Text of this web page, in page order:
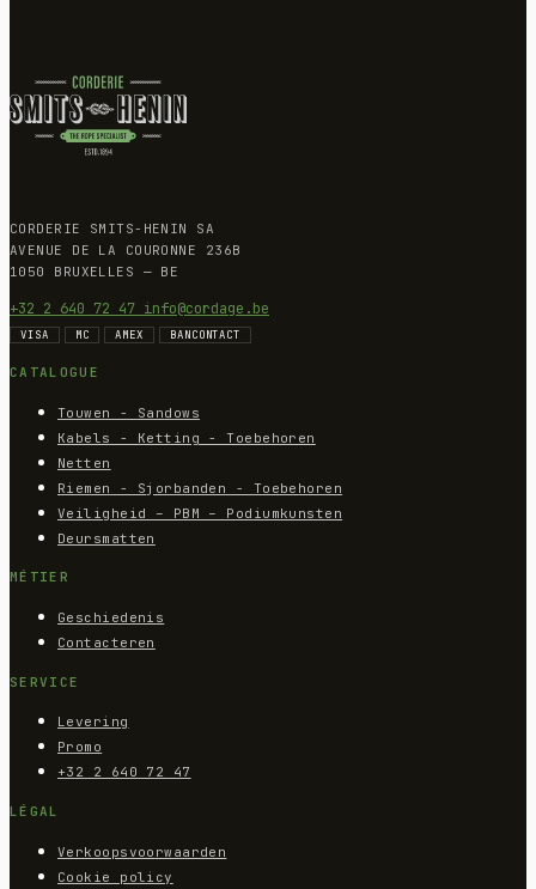
CORDERIE SMITS-HENIN SA
AVENUE DE LA COURONNE 236B
1050 BRUXELLES — BE
+32 2 640 72 47 info@cordage.be
VISA MC AMEX BANCONTACT
CATALOGUE
Touwen - Sandows
Kabels - Ketting - Toebehoren
Netten
Riemen - Sjorbanden - Toebehoren
Veiligheid – PBM – Podiumkunsten
Deursmatten
MÉTIER
Geschiedenis
Contacteren
SERVICE
Levering
Promo
+32 2 640 72 47
LÉGAL
Verkoopsvoorwaarden
Cookie policy